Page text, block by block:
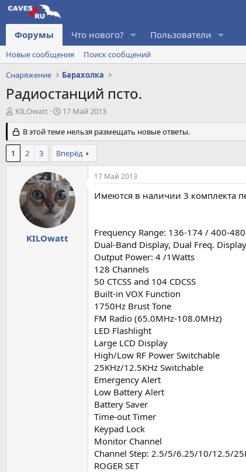
Форумы Что нового? Пользователи
Новые сообщения
Поиск сообщений
Снаряжение
Барахолка
Радиостанций псто.
А
т
о
т
ы
KILOwatt
Д
т
а
н
а
а
л
а
17 Май 2013
В этой теме нельзя размещать новые ответы.
1 2 3 Вперёд
KILOwatt
17 Май 2013
Имеются в наличии 3 комплекта
Frequency Range: 136-174 / 400-
Dual-Band Display, Dual Freq.
Output Power: 4 /1Watts
128 Channels
50 CTCSS and 104 CDCSS
Built-in VOX Function
1750Hz Brust Tone
FM Radio (65.0MHz-108.0MHz)
LED Flashlight
Large LCD Display
High/Low RF Power Switchable
25KHz/12.5KHz Switchable
Emergency Alert
Low Battery Alert
Battery Saver
Time-out Timer
Keypad Lock
Monitor Channel
Channel Step: 2.5/5/6.25/10/12.5/
ROGER SET